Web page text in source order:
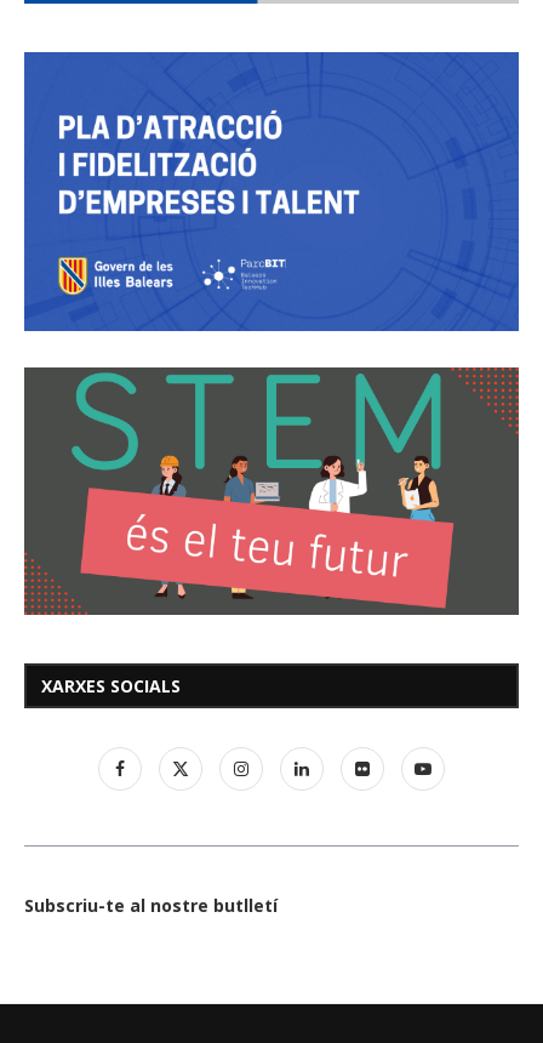
XARXES SOCIALS
Subscriu-te al nostre butlletí